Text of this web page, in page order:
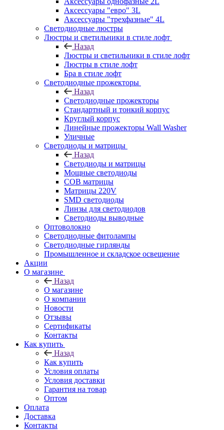
Аксессуары "евро" 3L
Аксессуары "трехфазные" 4L
Светодиодные люстры
Люстры и светильники в стиле лофт
Назад
Люстры и светильники в стиле лофт
Люстры в стиле лофт
Бра в стиле лофт
Светодиодные прожекторы
Назад
Светодиодные прожекторы
Стандартный и тонкий корпус
Круглый корпус
Линейные прожекторы Wall Washer
Уличные
Светодиоды и матрицы
Назад
Светодиоды и матрицы
Мощные светодиоды
COB матрицы
Матрицы 220V
SMD светодиоды
Линзы для светодиодов
Светодиоды выводные
Оптоволокно
Светодиодные фитолампы
Светодиодные гирлянды
Промышленное и складское освещение
Акции
О магазине
Назад
О магазине
О компании
Новости
Отзывы
Сертификаты
Контакты
Как купить
Назад
Как купить
Условия оплаты
Условия доставки
Гарантия на товар
Оптом
Оплата
Доставка
Контакты